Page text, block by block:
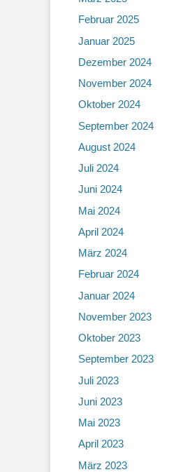
Februar 2025
Januar 2025
Dezember 2024
November 2024
Oktober 2024
September 2024
August 2024
Juli 2024
Juni 2024
Mai 2024
April 2024
März 2024
Februar 2024
Januar 2024
November 2023
Oktober 2023
September 2023
Juli 2023
Juni 2023
Mai 2023
April 2023
März 2023